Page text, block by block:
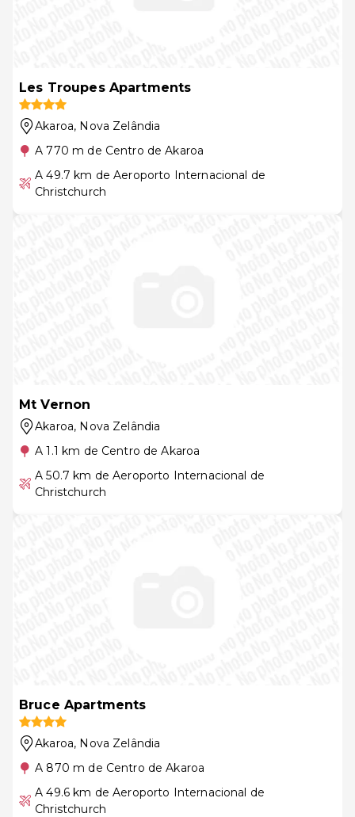
Les Troupes Apartments
Akaroa, Nova Zelândia
A 770 m de Centro de Akaroa
A 49.7 km de Aeroporto Internacional de
Christchurch
Mt Vernon
Akaroa, Nova Zelândia
A 1.1 km de Centro de Akaroa
A 50.7 km de Aeroporto Internacional de
Christchurch
Bruce Apartments
Akaroa, Nova Zelândia
A 870 m de Centro de Akaroa
A 49.6 km de Aeroporto Internacional de
Christchurch